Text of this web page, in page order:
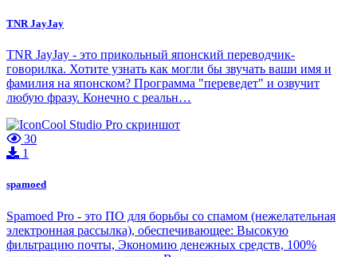
TNR JayJay
TNR JayJay - это прикольный японский переводчик-
говорилка. Хотите узнать как могли бы звучать ваши имя и
фамилия на японском? Программа "переведет" и озвучит
любую фразу. Конечно с реальн…
30
1
spamoed
Spamoed Pro - это ПО для борьбы со спамом (нежелательная
электронная рассылка), обеспечивающее: Высокую
фильтрацию почты, Экономию денежных средств, 100%